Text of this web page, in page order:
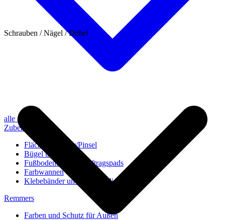
alle anzeigen
Zubehör
Flächenstreicher/Pinsel
Bügel und Rollen
Fußbodenbürsten/Auftragspads
Farbwannen
Klebebänder und Abdeckvlies
Remmers
Farben und Schutz für Außen
Schrauben / Nägel / Dübel